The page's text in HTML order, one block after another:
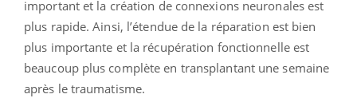
important et la création de connexions neuronales est
plus rapide. Ainsi, l’étendue de la réparation est bien
plus importante et la récupération fonctionnelle est
beaucoup plus complète en transplantant une semaine
après le traumatisme.